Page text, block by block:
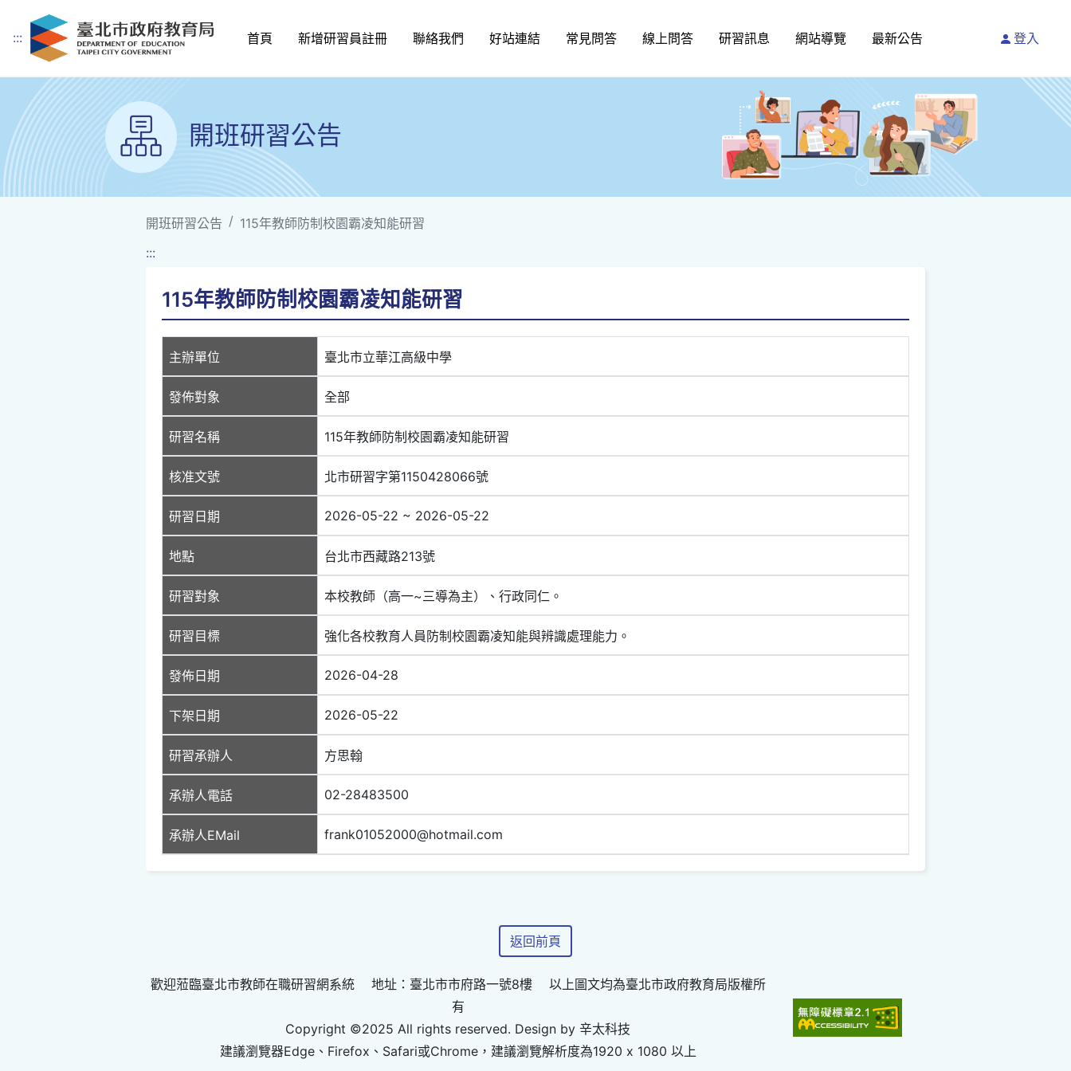
跳到主要內容
::: 首頁 新增研習員註冊 聯絡我們 好站連結 常見問答 線上問答 研習訊息 網站導覽 最新公告 登入
開班研習公告
開班研習公告
115年教師防制校園霸凌知能研習
:::
115年教師防制校園霸凌知能研習
主辦單位 臺北市立華江高級中學
發佈對象 全部
研習名稱 115年教師防制校園霸凌知能研習
核准文號 北市研習字第1150428066號
研習日期 2026-05-22 ~ 2026-05-22
地點 台北市西藏路213號
研習對象 本校教師（高一~三導為主）、行政同仁。
研習目標 強化各校教育人員防制校園霸凌知能與辨識處理能力。
發佈日期 2026-04-28
下架日期 2026-05-22
研習承辦人 方思翰
承辦人電話 02-28483500
承辦人EMail frank01052000@hotmail.com
返回前頁
歡迎蒞臨臺北市教師在職研習網系統 地址：臺北市市府路一號8樓 以上圖文均為臺北市政府教育局版權所
有
Copyright ©2025 All rights reserved. Design by 辛太科技
建議瀏覽器Edge、Firefox、Safari或Chrome，建議瀏覽解析度為1920 x 1080 以上